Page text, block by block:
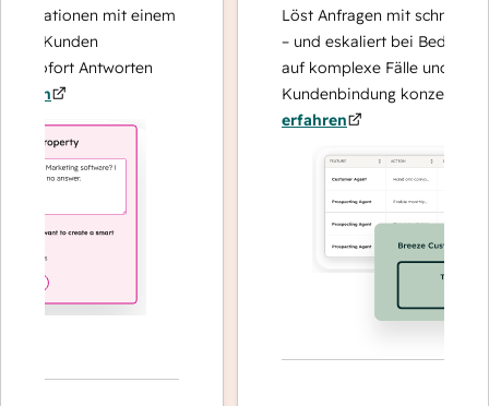
mit einem
Kunden
Antworten
Löst Anfragen mit schnellen,
– und eskaliert bei Bedarf, damit
auf komplexe Fälle und den
Kundenbindung konzentrieren
erfahren